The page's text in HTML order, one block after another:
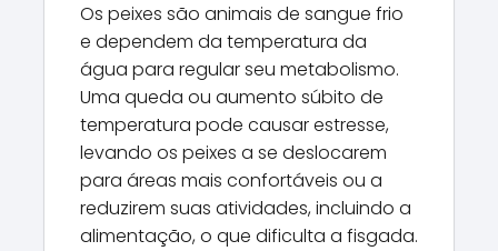
Os peixes são animais de sangue frio
e dependem da temperatura da
água para regular seu metabolismo.
Uma queda ou aumento súbito de
temperatura pode causar estresse,
levando os peixes a se deslocarem
para áreas mais confortáveis ou a
reduzirem suas atividades, incluindo a
alimentação, o que dificulta a fisgada.